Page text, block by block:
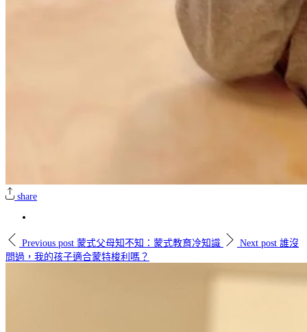
share
Previous post 蒙式父母知不知：蒙式教育冷知識 Next post 誰沒
問過，我的孩子適合蒙特梭利嗎？